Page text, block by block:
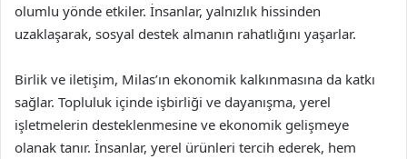
olumlu yönde etkiler. İnsanlar, yalnızlık hissinden
uzaklaşarak, sosyal destek almanın rahatlığını yaşarlar.
Birlik ve iletişim, Milas’ın ekonomik kalkınmasına da katkı
sağlar. Topluluk içinde işbirliği ve dayanışma, yerel
işletmelerin desteklenmesine ve ekonomik gelişmeye
olanak tanır. İnsanlar, yerel ürünleri tercih ederek, hem